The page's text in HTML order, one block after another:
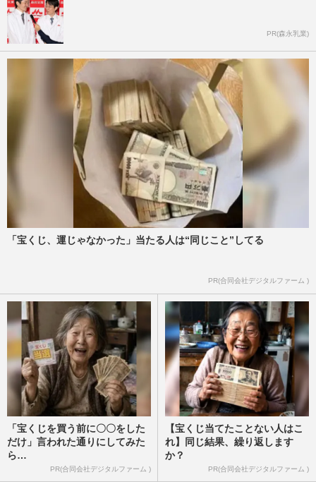
PR(森永乳業)
「宝くじ、運じゃなかった」当たる人は“同じこと”してる
PR(合同会社デジタルファーム )
「宝くじを買う前に〇〇をした
だけ」言われた通りにしてみた
ら…
PR(合同会社デジタルファーム )
【宝くじ当てたことない人はこ
れ】同じ結果、繰り返します
か？
PR(合同会社デジタルファーム )